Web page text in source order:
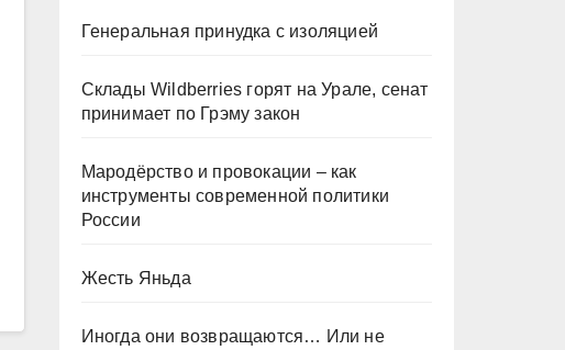
Генеральная принудка с изоляцией
Склады Wildberries горят на Урале, сенат
принимает по Грэму закон
Мародёрство и провокации – как
инструменты современной политики
России
Жесть Яньда
Иногда они возвращаются… Или не